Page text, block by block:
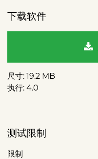
下载软件
尺寸: 19.2 MB
执行: 4.0
测试限制
限制